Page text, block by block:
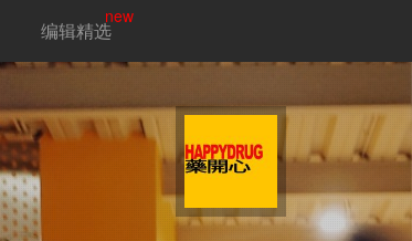
编辑精选
new